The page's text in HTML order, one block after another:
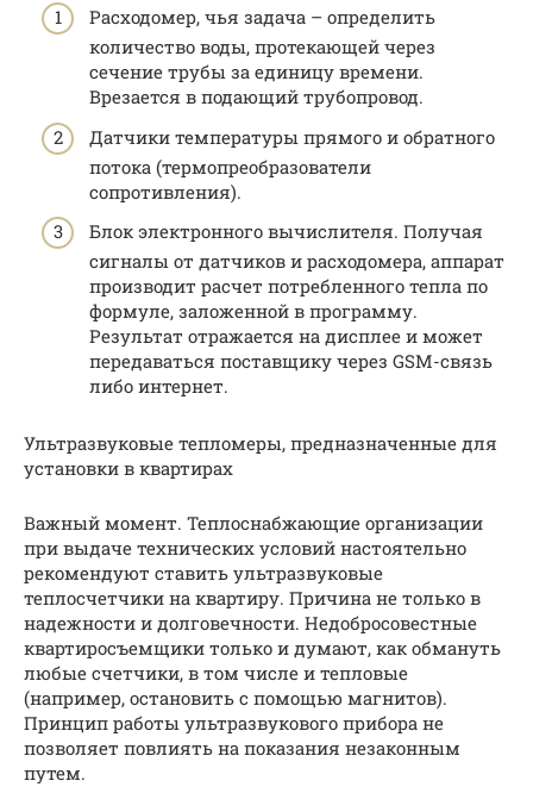
Расходомер, чья задача – определить
количество воды, протекающей через
сечение трубы за единицу времени.
Врезается в подающий трубопровод.
Датчики температуры прямого и обратного
потока (термопреобразователи
сопротивления).
Блок электронного вычислителя. Получая
сигналы от датчиков и расходомера, аппарат
производит расчет потребленного тепла по
формуле, заложенной в программу.
Результат отражается на дисплее и может
передаваться поставщику через GSM-связь
либо интернет.
Ультразвуковые тепломеры, предназначенные для
установки в квартирах
Важный момент. Теплоснабжающие организации
при выдаче технических условий настоятельно
рекомендуют ставить ультразвуковые
теплосчетчики на квартиру. Причина не только в
надежности и долговечности. Недобросовестные
квартиросъемщики только и думают, как обмануть
любые счетчики, в том числе и тепловые
(например, остановить с помощью магнитов).
Принцип работы ультразвукового прибора не
позволяет повлиять на показания незаконным
путем.